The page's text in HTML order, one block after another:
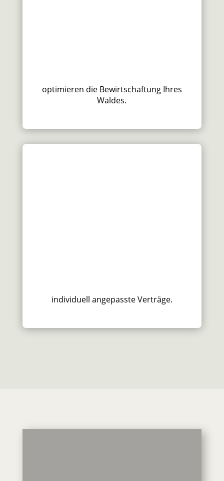
optimieren die Bewirtschaftung Ihres
Waldes.
individuell angepasste Verträge.